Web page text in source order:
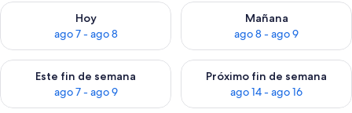
Hoy
ago 7 - ago 8
Consulta la disponibilidad para hoy ago 7 - ago 8
Mañana
ago 8 - ago 9
Consulta la disponibilidad
Este fin de semana
ago 7 - ago 9
Consulta la disponibilidad para este fin de semana ago 7 -
Próximo fin de semana
ago 14 - ago 16
Consulta la disponibilidad